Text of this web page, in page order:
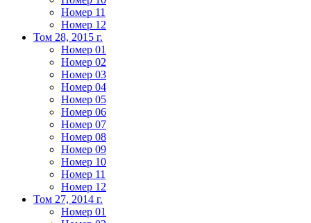
Номер 11
Номер 12
Том 28, 2015 г.
Номер 01
Номер 02
Номер 03
Номер 04
Номер 05
Номер 06
Номер 07
Номер 08
Номер 09
Номер 10
Номер 11
Номер 12
Том 27, 2014 г.
Номер 01